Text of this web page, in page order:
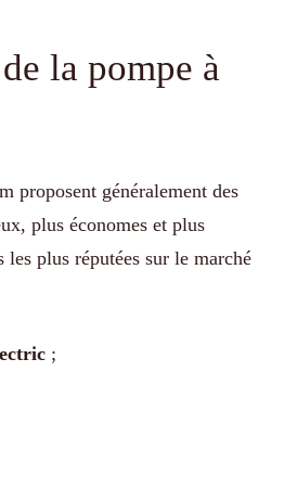
la pompe à
proposent généralement des
plus économes et plus
les plus réputées sur le marché
;